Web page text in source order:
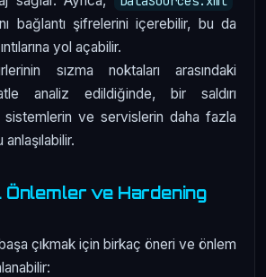
bağlantı şifrelerini içerebilir, bu da
yol açabilir.
sızma noktaları arasındaki
analiz edildiğinde, bir saldırı
sistemlerin ve servislerin daha fazla
ve Hardening
başa çıkmak için birkaç öneri ve önlem